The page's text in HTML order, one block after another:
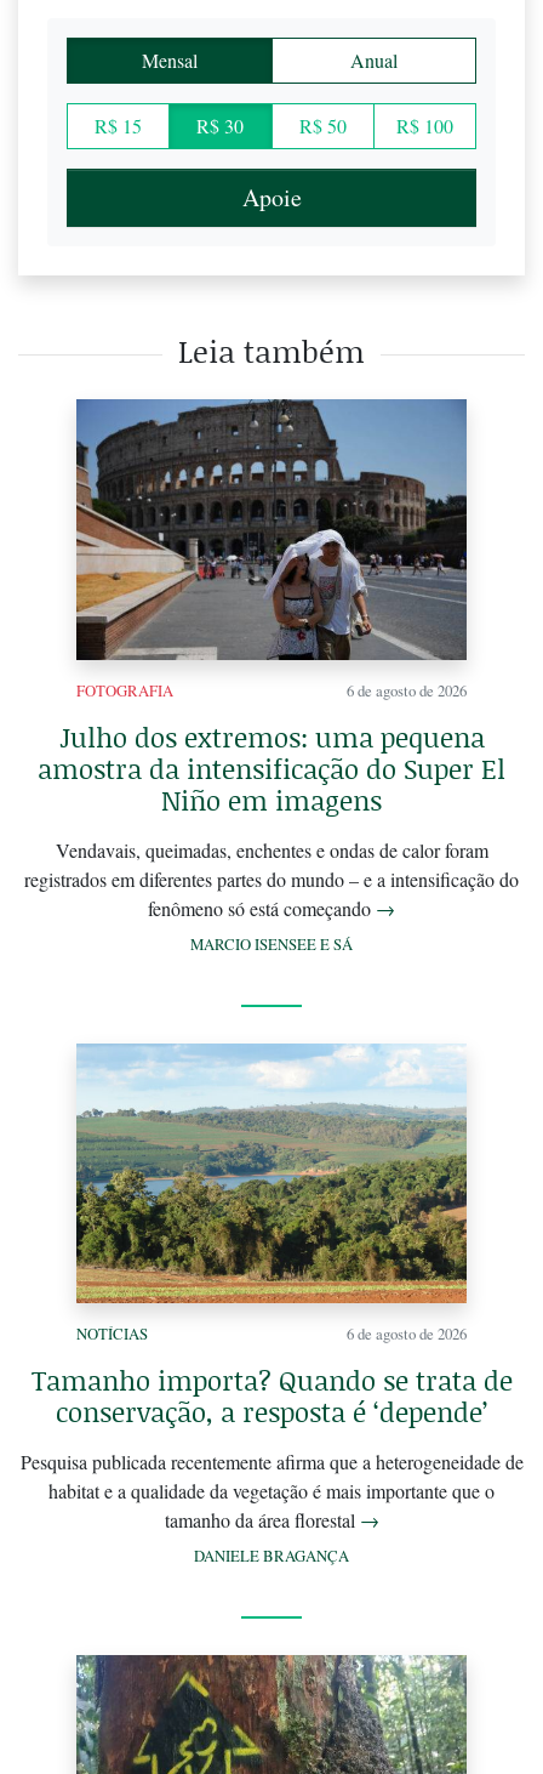
Mensal Anual
R$ 15 R$ 30 R$ 50 R$ 100
Apoie
Leia também
FOTOGRAFIA 6 de agosto de 2026
Julho dos extremos: uma pequena
amostra da intensificação do Super El
Niño em imagens
Vendavais, queimadas, enchentes e ondas de calor foram
registrados em diferentes partes do mundo – e a intensificação do
fenômeno só está começando →
MARCIO ISENSEE E SÁ
NOTÍCIAS 6 de agosto de 2026
Tamanho importa? Quando se trata de
conservação, a resposta é ‘depende’
Pesquisa publicada recentemente afirma que a heterogeneidade de
habitat e a qualidade da vegetação é mais importante que o
tamanho da área florestal →
DANIELE BRAGANÇA